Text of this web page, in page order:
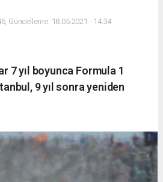
Güncelleme: 18.05.2021 - 14:34
7 yıl boyunca Formula 1
9 yıl sonra yeniden